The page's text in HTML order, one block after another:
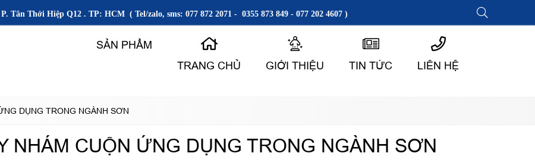
Tân Thới Hiệp Q12 . TP: HCM ( Tel/zalo, sms: 077 872 2071 - 0355 873 849 - 077 202 4607 )
SẢN PHẨM
TRANG CHỦ
GIỚI THIỆU TIN TỨC LIÊN HỆ
DỤNG TRONG NGÀNH SƠN
NHÁM CUỘN ỨNG DỤNG TRONG NGÀNH SƠN